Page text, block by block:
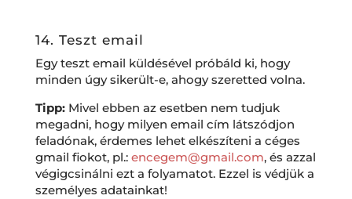
14. Teszt email
Egy teszt email küldésével próbáld ki, hogy
minden úgy sikerült-e, ahogy szeretted volna.
Tipp:Mivel ebben az esetben nem tudjuk
megadni, hogy milyen email cím látszódjon
feladónak, érdemes lehet elkészíteni a céges
gmail fiokot, pl.: encegem@gmail.com, és azzal
végigcsinálni ezt a folyamatot. Ezzel is védjük a
személyes adatainkat!